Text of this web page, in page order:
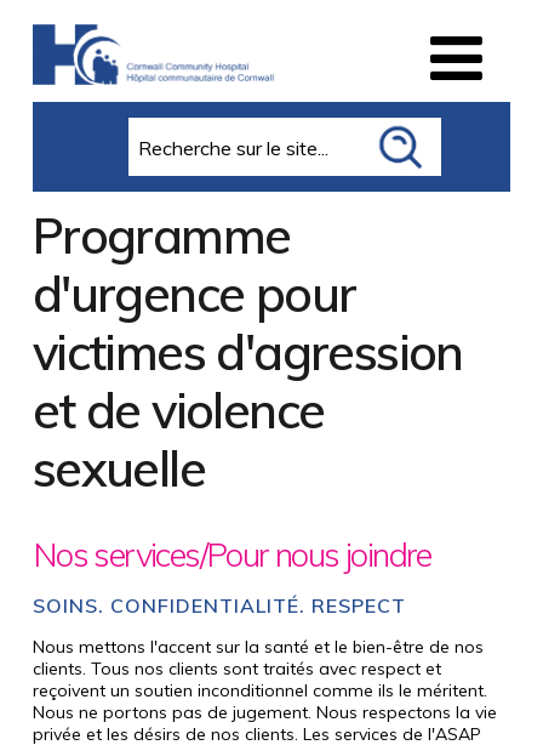
Programme
d'urgence pour
victimes d'agression
et de violence
sexuelle
Nos services/Pour nous joindre
SOINS. CONFIDENTIALITÉ. RESPECT
Nous mettons l'accent sur la santé et le bien-être de nos
clients. Tous nos clients sont traités avec respect et
reçoivent un soutien inconditionnel comme ils le méritent.
Nous ne portons pas de jugement. Nous respectons la vie
privée et les désirs de nos clients. Les services de l'ASAP